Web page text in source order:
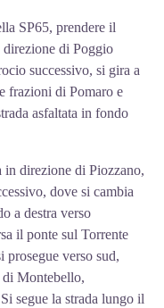
SP65, prendere il
direzione di Poggio
successivo, si gira a
frazioni di Pomaro e
asfaltata in fondo
in direzione di Piozzano,
dove si cambia
a destra verso
il ponte sul Torrente
prosegue verso sud,
di Montebello,
segue la strada lungo il